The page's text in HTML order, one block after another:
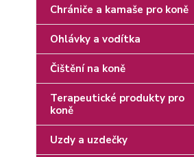
Chrániče a kamaše pro koně
Ohlávky a vodítka
Čištění na koně
Terapeutické produkty pro
koně
Uzdy a uzdečky